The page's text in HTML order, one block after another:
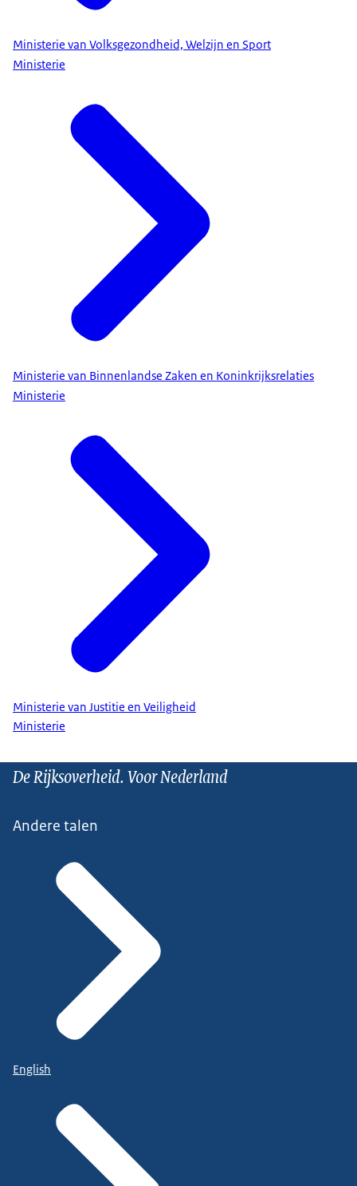
Ministerie van Volksgezondheid, Welzijn en Sport
Ministerie
Ministerie van Binnenlandse Zaken en Koninkrijksrelaties
Ministerie
Ministerie van Justitie en Veiligheid
Ministerie
De Rijksoverheid. Voor Nederland
Andere talen
English